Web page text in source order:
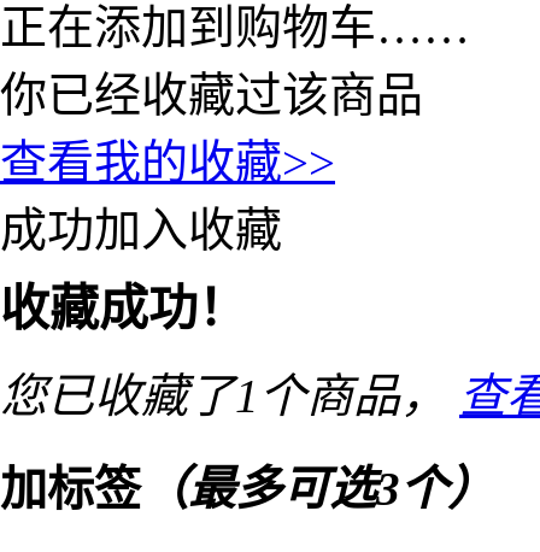
正在添加到购物车……
你已经收藏过该商品
查看我的收藏>>
成功加入收藏
收藏成功！
您已收藏了1 个商品，
查
加标签（最多可选3个）